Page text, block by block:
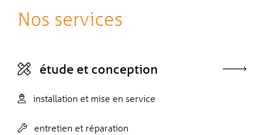
Nos services
étude et conception
installation et mise en service
entretien et réparation